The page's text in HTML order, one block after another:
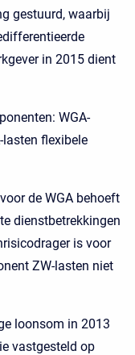
gestuurd, waarbij
in 2015 dient
WGA-
lasten flexibele
de WGA behoeft
dienstbetrekkingen
is voor
ZW-lasten niet
loonsom in 2013
vastgesteld op